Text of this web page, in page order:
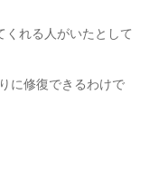
くれる人がいたとして
に修復できるわけで